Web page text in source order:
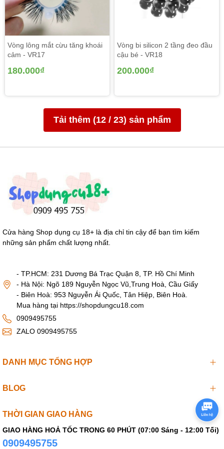
Ưu Đãi Đặc Biệt Hôm Nay
🚛Miễn phí giao hàng toàn quốc, đóng gói kín đáo, bảo
mật tuyệt đối.
Vòng lông mắt cừu tăng khoái
cảm - VR17
180.000₫
Vòng bi silicon 2 tầng đeo đầu
cậu bé - VR18
200.000₫
Tải thêm (12/ 23) sản phẩm
Cửa hàng Shop dụng cụ 18+ là địa chỉ tin cậy để bạn tìm kiếm
những sản phẩm chất lượng nhất.
- TP.HCM: 231 Dương Bá Trạc Quận 8, TP. Hồ Chí Minh
- Hà Nội: Ngõ 189 Nguyễn Ngọc Vũ,Trung Hoà, Cầu Giấy
- Biên Hoà: 953 Nguyễn Ái Quốc, Tân Hiệp, Biên Hoà.
Mua hàng tại https://shopdungcu18.com
0909495755
ZALO 0909495755
DANH MỤC TỔNG HỢP
BLOG
THỜI GIAN GIAO HÀNG
GIAO HÀNG HOẢ TỐC TRONG 60 PHÚT (07:00 Sáng - 12:00 Tối)
0909495755